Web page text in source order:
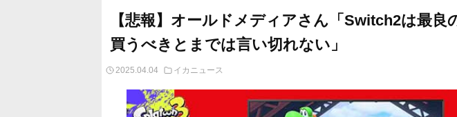
【悲報】オールドメディアさん「Switch2は最
買うべきとまでは言い切れない」
2025.04.04 イカニュース